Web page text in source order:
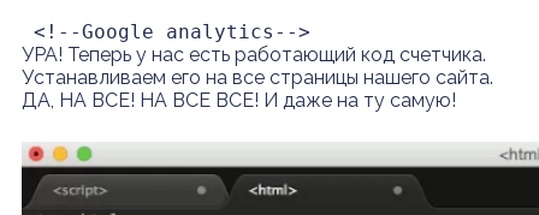
<!--Google analytics-->
УРА! Теперь у нас есть работающий код счетчика.
Устанавливаем его на все страницы нашего сайта.
ДА, НА ВСЕ! НА ВСЕ ВСЕ! И даже на ту самую!